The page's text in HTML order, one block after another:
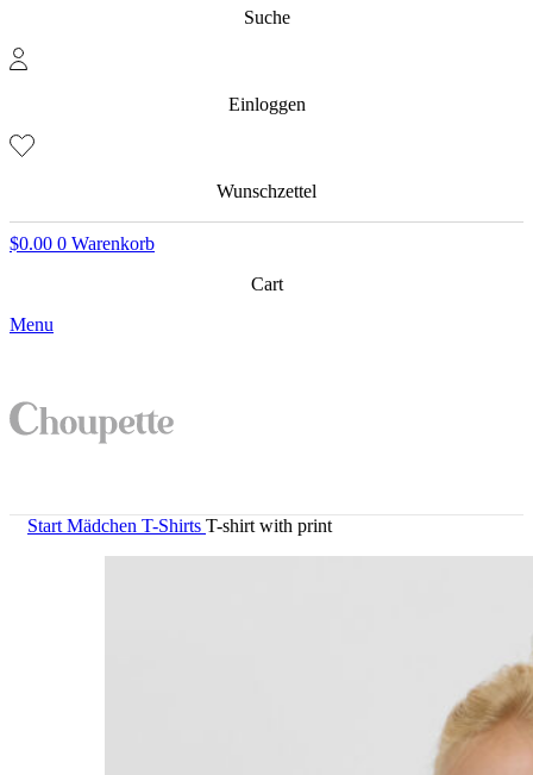
Suche
Einloggen
Wunschzettel
$0.00 0 Warenkorb
Cart
Menu
Start Mädchen T-Shirts T-shirt with print